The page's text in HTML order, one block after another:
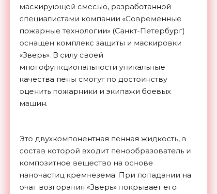
маскирующей смесью, разработанной
специалистами компании «Современные
пожарные технологии» (Санкт-Петербург)
оснащен комплекс защиты и маскировки
«Зверь». В силу своей
многофункциональности уникальные
качества пены смогут по достоинству
оценить пожарники и экипажи боевых
машин.
Это двухкомпонентная пенная жидкость, в
состав которой входит пенообразователь и
композитное вещество на основе
наночастиц кремнезема. При попадании на
очаг возгорания «Зверь» покрывает его